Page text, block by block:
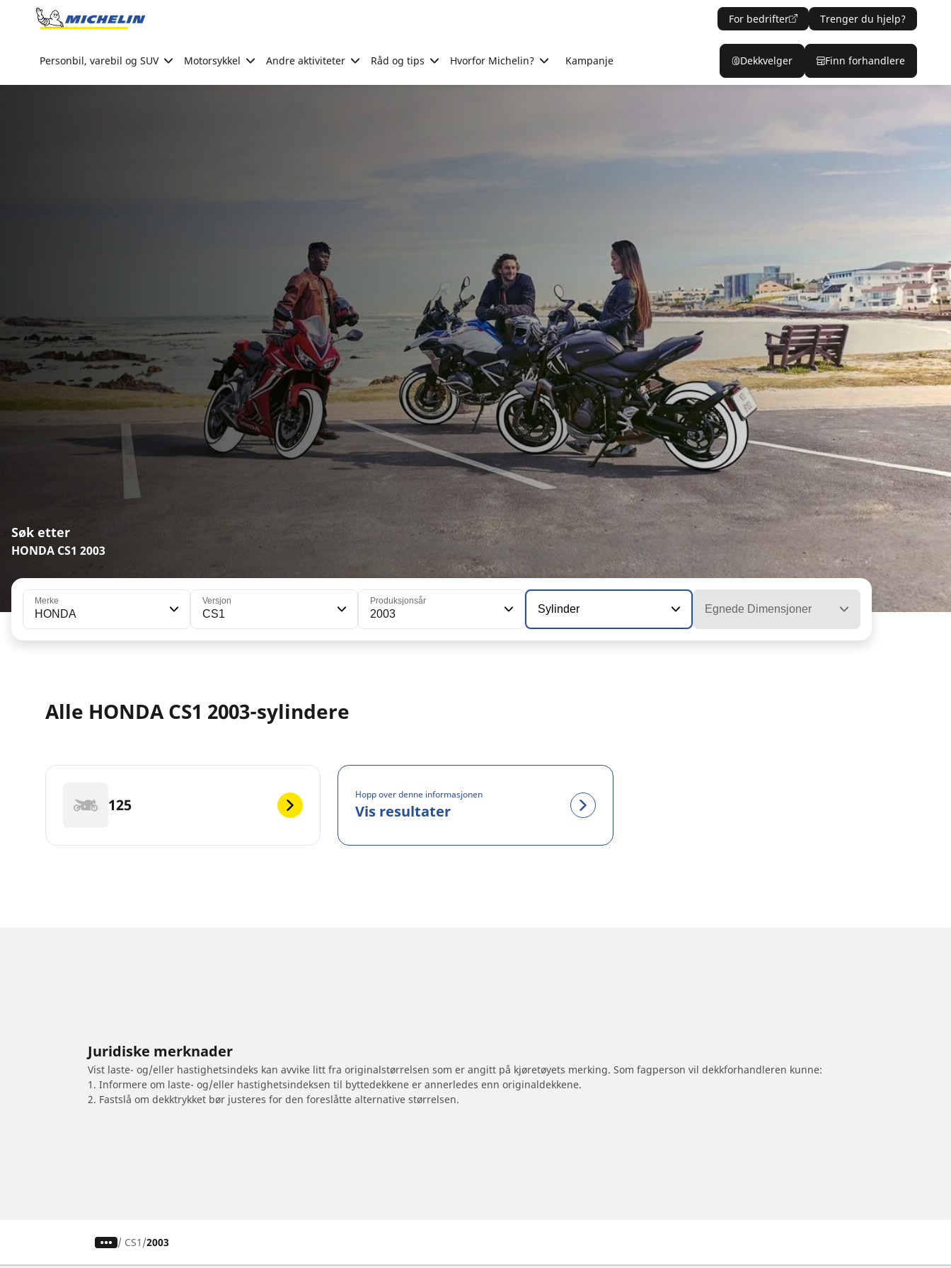
Go to page content
For bedrifter Trenger du hjelp?
Personbil, varebil og SUV Motorsykkel Andre aktiviteter Råd og tips Hvorfor Michelin? Kampanje Dekkvelger Finn forhandlere
Søk etter
HONDA CS1 2003
Merke
HONDA
Versjon
CS1
Produksjonsår
2003 Sylinder Egnede Dimensjoner
Alle HONDA CS1 2003-sylindere
125
Hopp over denne informasjonen
Vis resultater
Juridiske merknader
Vist laste- og/eller hastighetsindeks kan avvike litt fra originalstørrelsen som er angitt på kjøretøyets merking. Som fagperson vil dekkforhandleren kunne:
1. Informere om laste- og/eller hastighetsindeksen til byttedekkene er annerledes enn originaldekkene.
2. Fastslå om dekktrykket bør justeres for den foreslåtte alternative størrelsen.
/ CS1 2003